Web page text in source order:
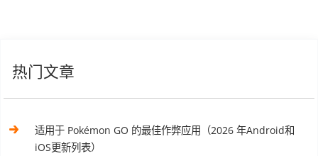
热门文章
适用于 Pokémon GO 的最佳作弊应用（2026 年Android和
iOS更新列表）